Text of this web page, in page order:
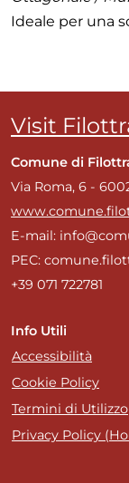
Ideale per una
Visit
Comune di
Via Roma, 6 -
E-mail:
PEC:
+39 071 722781
Info Utili
Accessibilità
Cookie Policy
Termini di Utilizzo
Privacy Policy